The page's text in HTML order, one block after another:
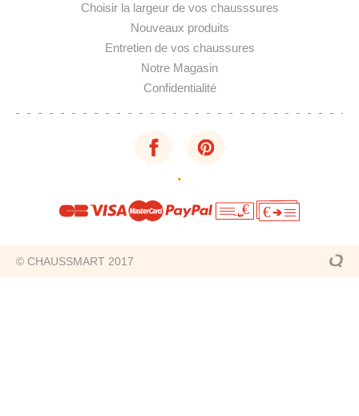
Choisir la largeur de vos chausssures
Nouveaux produits
Entretien de vos chaussures
Notre Magasin
Confidentialité
·
€ €
© CHAUSSMART 2017